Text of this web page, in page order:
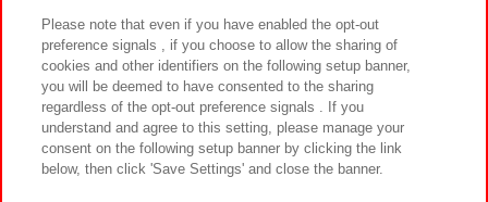
カスタマーハラスメント対応方針 よくあるご質問・お問い合わせ
©Bandai Namco Amusement Inc.
Please note that even if you have enabled the opt-out
preference signals , if you choose to allow the sharing of
cookies and other identifiers on the following setup banner,
you will be deemed to have consented to the sharing
regardless of the opt-out preference signals . If you
understand and agree to this setting, please manage your
consent on the following setup banner by clicking the link
below, then click 'Save Settings' and close the banner.